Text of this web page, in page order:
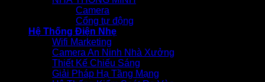
Camera
Cổng tự động
Hệ Thống Điện Nhẹ
Wifi Marketing
Camera An Ninh Nhà Xưởng
Thiết Kế Chiếu Sáng
Giải Pháp Hạ Tầng Mạng